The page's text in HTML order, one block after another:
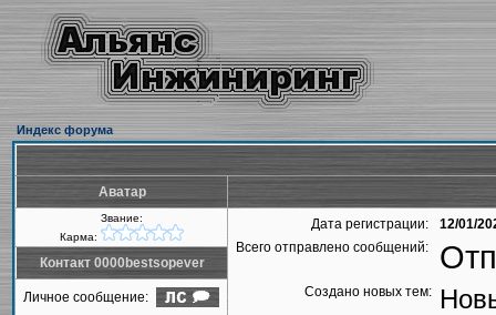
Индекс форума
Аватар
Звание:
Карма:
Дата регистрации:
12/01/
Всего отправлено сообщений:
Создано новых тем:
Контакт 0000bestsopever
Личное сообщение: